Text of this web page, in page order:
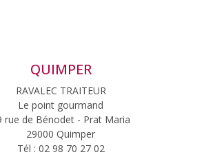
QUIMPER
RAVALEC TRAITEUR
Le point gourmand
rue de Bénodet - Prat Maria
29000 Quimper
Tél : 02 98 70 27 02